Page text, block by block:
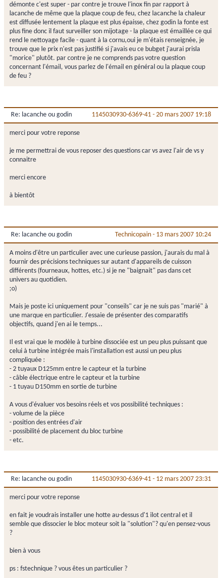
démonte c'est super - par contre je trouve l'inox fin par rapport à
lacanche de même que la plaque coup de feu, chez lacanche la chaleur
est diffusée lentement la plaque est plus épaisse, chez godin la fonte est
plus fine donc il faut surveiller son mijotage - la plaque est émaillée ce qui
rend le nettoyage facile - quant à la cornu,oui je m'étais renseignée, je
trouve que le prix n'est pas justifié si j'avais eu ce bubget j'aurai prisla
"morice" plutôt. par contre je ne comprends pas votre question
concernant l'émail, vous parlez de l'émail en général ou la plaque coup
de feu ?
Re: lacanche ou godin 1145030930-6369-41 - 20 mars 2007 19:18
merci pour votre reponse
je me permettrai de vous reposer des questions car vs avez l'air de vs y
connaitre
merci encore
à bientôt
Re: lacanche ou godin Technicopain - 13 mars 2007 10:24
A moins d'être un particulier avec une curieuse passion, j'aurais du mal à
fournir des précisions techniques sur autant d'appareils de cuisson
différents (fourneaux, hottes, etc.) si je ne "baignait" pas dans cet
univers au quotidien.
;o)
Mais je poste ici uniquement pour "conseils" car je ne suis pas "marié" à
une marque en particulier. J'essaie de présenter des comparatifs
objectifs, quand j'en ai le temps...
Il est vrai que le modèle à turbine dissociée est un peu plus puissant que
celui à turbine intégrée mais l'installation est aussi un peu plus
compliquée :
- 2 tuyaux D125mm entre le capteur et la turbine
- câble électrique entre le capteur et la turbine
- 1 tuyau D150mm en sortie de turbine
A vous d'évaluer vos besoins réels et vos possibilité techniques :
- volume de la pièce
- position des entrées d'air
- possibilité de placement du bloc turbine
- etc.
Re: lacanche ou godin 1145030930-6369-41 - 12 mars 2007 23:31
merci pour votre reponse
en fait je voudrais installer une hotte au-dessus d'1 ilot central et il
semble que dissocier le bloc moteur soit la "solution"? qu'en pensez-vous
?
bien à vous
ps : fstechnique ? vous êtes un particulier ?